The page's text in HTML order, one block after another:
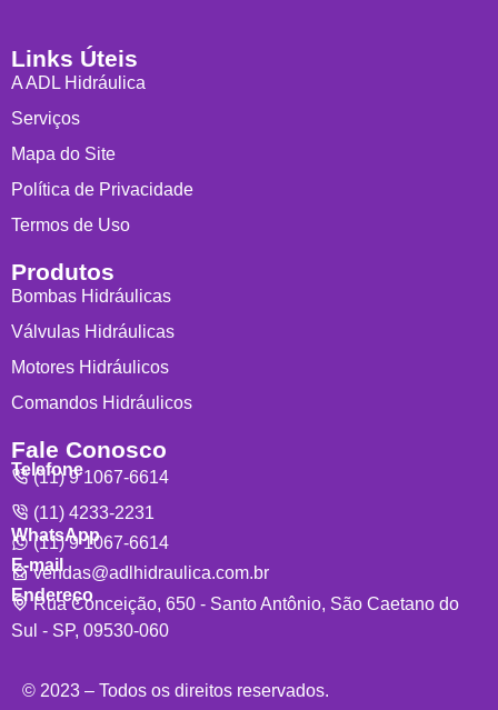
Links Úteis
A ADL Hidráulica
Serviços
Mapa do Site
Política de Privacidade
Termos de Uso
Produtos
Bombas Hidráulicas
Válvulas Hidráulicas
Motores Hidráulicos
Comandos Hidráulicos
Fale Conosco
Telefone
(11) 9 1067-6614
(11) 4233-2231
WhatsApp
(11) 9 1067-6614
E-mail
vendas@adlhidraulica.com.br
Endereço
Rua Conceição, 650 - Santo Antônio, São Caetano do
Sul - SP, 09530-060
© 2023 – Todos os direitos reservados.